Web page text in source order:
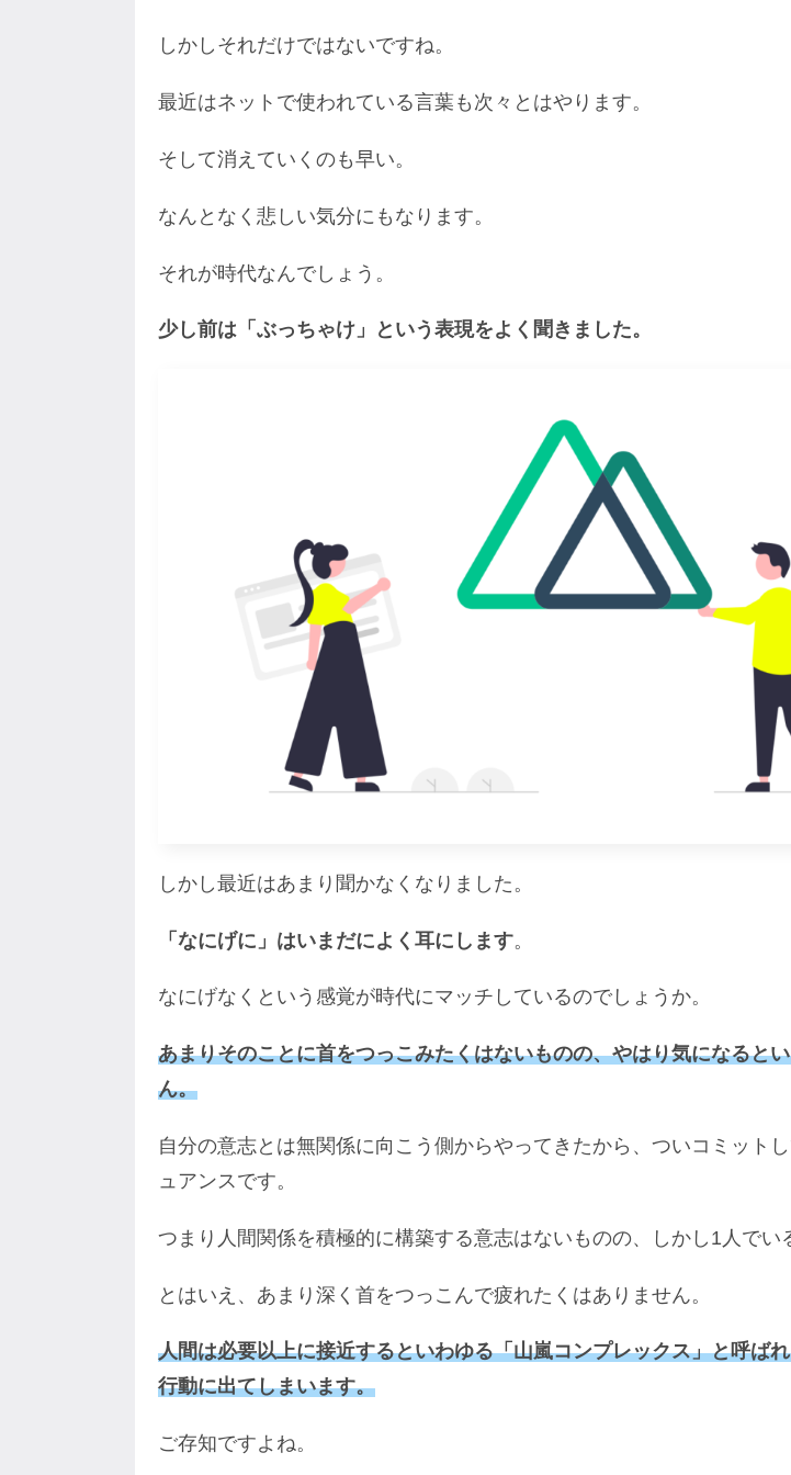
しかしそれだけではないですね。
最近はネットで使われている言葉も次々とはやります。
そして消えていくのも早い。
なんとなく悲しい気分にもなります。
それが時代なんでしょう。
少し前は「ぶっちゃけ」という表現をよく聞きました。
しかし最近はあまり聞かなくなりました。
「なにげに」はいまだによく耳にします。
なにげなくという感覚が時代にマッチしているのでしょうか。
あまりそのことに首をつっこみたくはないものの、やはり気になると
ん。
自分の意志とは無関係に向こう側からやってきたから、ついコミット
ュアンスです。
つまり人間関係を積極的に構築する意志はないものの、しかし1人でい
とはいえ、あまり深く首をつっこんで疲れたくはありません。
人間は必要以上に接近するといわゆる「山嵐コンプレックス」と呼ば
行動に出てしまいます。
ご存知ですよね。